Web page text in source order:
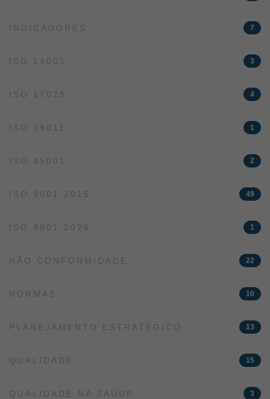
INDICADORES 7
ISO 14001 3
ISO 17025 4
ISO 19011 1
ISO 45001 2
ISO 9001:2015 49
ISO 9001:2026 1
NÃO CONFORMIDADE 22
NORMAS 10
PLANEJAMENTO ESTRATÉGICO 13
QUALIDADE 15
QUALIDADE NA SAÚDE 3